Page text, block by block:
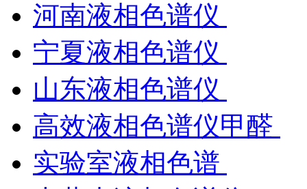
河南液相色谱仪
宁夏液相色谱仪
山东液相色谱仪
高效液相色谱仪甲醛
实验室液相色谱